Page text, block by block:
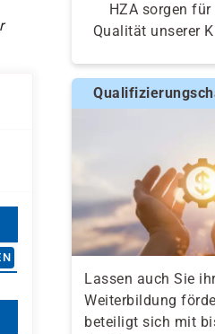
HZA sorgen
Qualität unserer
Lassen auch Sie
Weiterbildung
beteiligt sich mit